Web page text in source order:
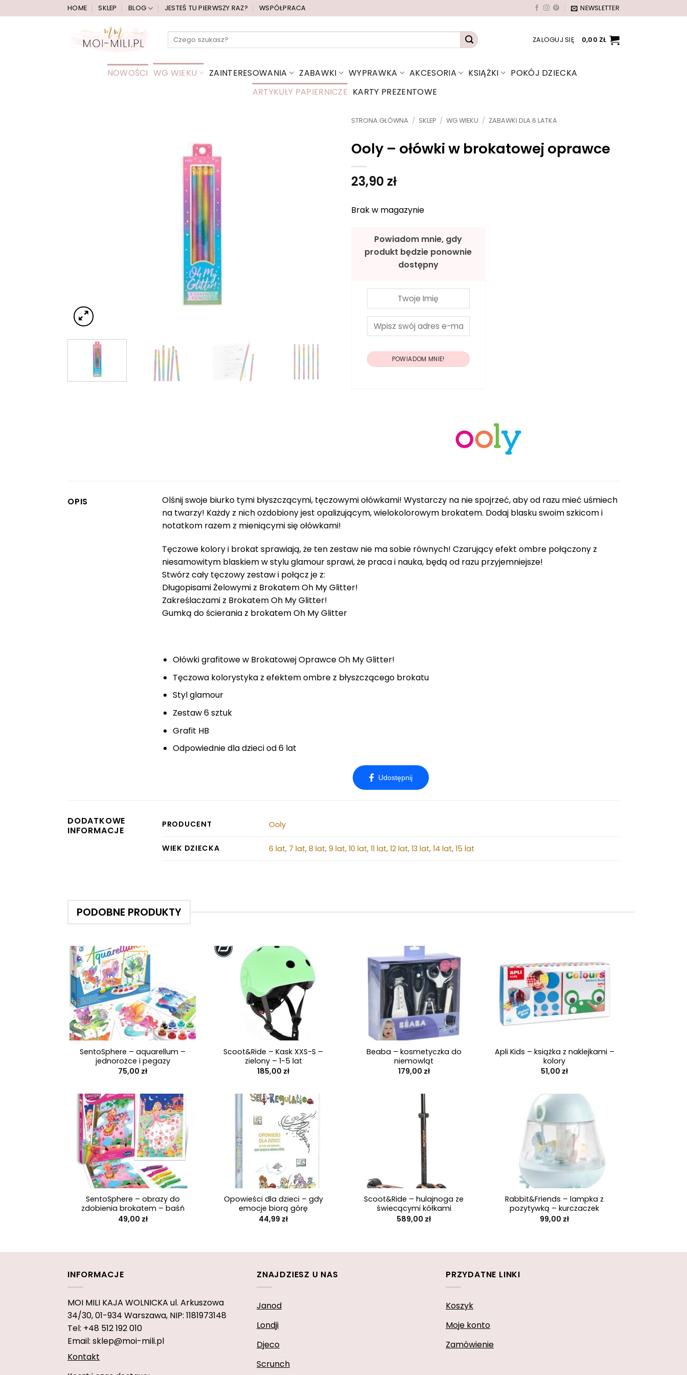
do
HOME SKLEP BLOG JESTEŚ TU PIERWSZY RAZ? WSPÓŁPRACA NEWSLETTER
Szukaj: ZALOGUJ SIĘ 0,00 ZŁ
NOWOŚCI WG WIEKU ZAINTERESOWANIA ZABAWKI WYPRAWKA AKCESORIA KSIĄŻKI
POKÓJ DZIECKA
ARTYKUŁY PAPIERNICZE KARTY PREZENTOWE
STRONA GŁÓWNA / SKLEP / WG WIEKU / ZABAWKI DLA 6 LATKA
Ooly – ołówki w brokatowej oprawce
23,90 zł
Brak w magazynie
Powiadom mnie, gdy
produkt będzie ponownie
dostępny
OPIS
Olśnij swoje biurko tymi błyszczącymi, tęczowymi ołówkami! Wystarczy na nie spojrzeć, aby od razu mieć uśmiech
na twarzy! Każdy z nich ozdobiony jest opalizującym, wielokolorowym brokatem. Dodaj blasku swoim szkicom i
notatkom razem z mieniącymi się ołówkami!
Tęczowe kolory i brokat sprawiają, że ten zestaw nie ma sobie równych! Czarujący efekt ombre połączony z
niesamowitym blaskiem w stylu glamour sprawi, że praca i nauka, będą od razu przyjemniejsze!
Stwórz cały tęczowy zestaw i połącz je z:
Długopisami Żelowymi z Brokatem Oh My Glitter!
Zakreślaczami z Brokatem Oh My Glitter!
Gumką do ścierania z brokatem Oh My Glitter
Ołówki grafitowe w Brokatowej Oprawce Oh My Glitter!
Tęczowa kolorystyka z efektem ombre z błyszczącego brokatu
Styl glamour
Zestaw 6 sztuk
Grafit HB
Odpowiednie dla dzieci od 6 lat
DODATKOWE
INFORMACJE
PRODUCENT Ooly
WIEK DZIECKA 6 lat, 7 lat,8 lat,9 lat,10 lat,11 lat,12 lat,13 lat,14 lat,15 lat
+
SentoSphere – aquarellum –
jednorożce i pegazy
75,00 zł
Scoot&Ride – Kask XXS-S –
zielony – 1-5 lat
185,00 zł
Beaba – kosmetyczka do
niemowląt
179,00 zł
Apli Kids – książka z naklejkami –
kolory
51,00 zł
SentoSphere – obrazy do
zdobienia brokatem – baśń
49,00 zł
Opowieści dla dzieci – gdy
emocje biorą górę
44,99 zł
Scoot&Ride – hulajnoga ze
świecącymi kółkami
589,00 zł
Rabbit&Friends – lampka z
pozytywką – kurczaczek
99,00 zł
PODOBNE PRODUKTY
INFORMACJE
MOI MILI KAJA WOLNICKA ul. Arkuszowa
34/30,01-934 Warszawa, NIP: 1181973148
Tel: +48 512 192 010
Email: sklep@moi-mili.pl
Kontakt
ZNAJDZIESZ U NAS
Janod
Londji
Djeco
Scrunch
PRZYDATNE LINKI
Koszyk
Moje konto
Zamówienie